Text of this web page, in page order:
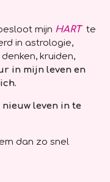
mijn HART te
in astrologie,
kruiden,
in mijn leven en
leven in te
dan zo snel